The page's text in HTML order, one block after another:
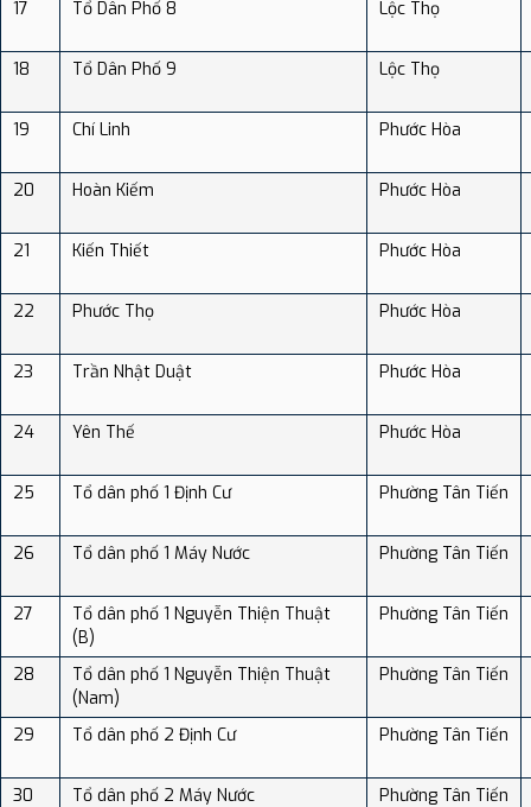
17 Tổ Dân Phố 8 Lộc Thọ
18 Tổ Dân Phố 9 Lộc Thọ
19 Chí Linh Phước Hòa
20 Hoàn Kiếm Phước Hòa
21 Kiến Thiết Phước Hòa
22 Phước Thọ Phước Hòa
23 Trần Nhật Duật Phước Hòa
24 Yên Thế Phước Hòa
25 Tổ dân phố 1 Định Cư Phường Tân Tiến
26 Tổ dân phố 1 Máy Nước Phường Tân Tiến
27
Tổ dân phố 1 Nguyễn Thiện Thuật
(B)
Phường Tân Tiến
28
Tổ dân phố 1 Nguyễn Thiện Thuật
(Nam)
Phường Tân Tiến
29 Tổ dân phố 2 Định Cư Phường Tân Tiến
30 Tổ dân phố 2 Máy Nước Phường Tân Tiến